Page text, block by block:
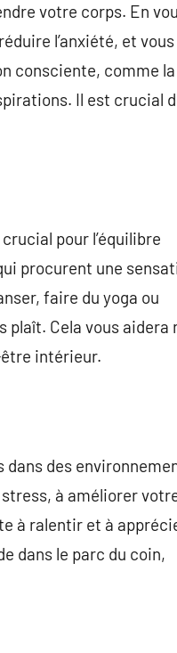
votre corps. En
l’anxiété, et vous
consciente, comme la
Il est crucial
pour l’équilibre
procurent une
faire du yoga ou
Cela vous aidera
intérieur.
dans des
à améliorer
à ralentir et à
dans le parc du coin,